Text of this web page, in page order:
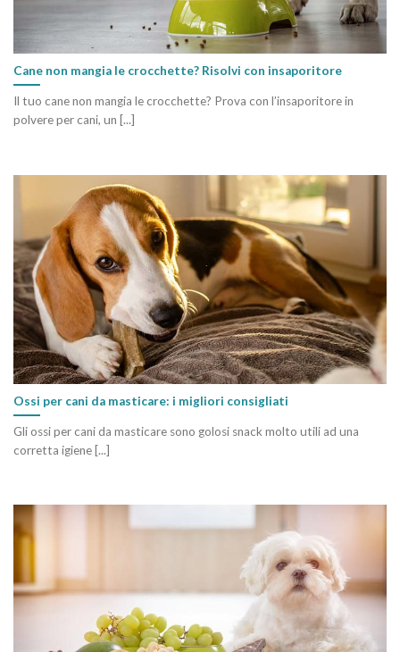
Cane non mangia le crocchette? Risolvi con insaporitore
Il tuo cane non mangia le crocchette? Prova con l’insaporitore in
polvere per cani, un [...]
Ossi per cani da masticare: i migliori consigliati
Gli ossi per cani da masticare sono golosi snack molto utili ad una
corretta igiene [...]